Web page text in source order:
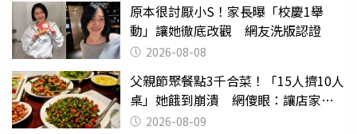
原本很討厭小S！家長曝「校慶1舉
動」讓她徹底改觀 網友洗版認證
2026-08-08
父親節聚餐點3千合菜！「15人擠10人
桌」她餓到崩潰 網傻眼：讓店家看
笑話2026-08-09